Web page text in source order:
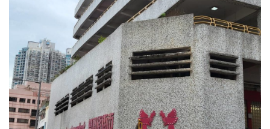
下載 DOWNLOAD